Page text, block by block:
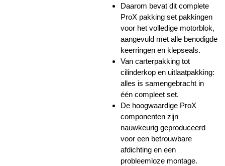
Daarom bevat dit complete
ProX pakking set pakkingen
voor het volledige motorblok,
aangevuld met alle benodigde
keerringen en klepseals.
Van carterpakking tot
cilinderkop en uitlaatpakking:
alles is samengebracht in
één compleet set.
De hoogwaardige ProX
componenten zijn
nauwkeurig geproduceerd
voor een betrouwbare
afdichting en een
probleemloze montage.